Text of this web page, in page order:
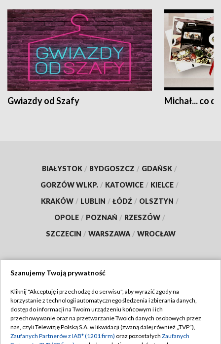
Gwiazdy od Szafy Michał... co
BIAŁYSTOK / BYDGOSZCZ / GDAŃSK /
GORZÓW WLKP. / KATOWICE / KIELCE /
KRAKÓW / LUBLIN / ŁÓDŹ / OLSZTYN /
OPOLE / POZNAŃ / RZESZÓW /
SZCZECIN / WARSZAWA / WROCŁAW
TVP
Abonament TVP
Emisja w TVP
Regulamin TVP
Polityka prywatności
Szanujemy Twoją prywatność
Kliknij "Akceptuję i przechodzę do serwisu", aby wyrazić zgody na
korzystanie z technologii automatycznego śledzenia i zbierania danych,
dostęp do informacji na Twoim urządzeniu końcowym i ich
przechowywanie oraz na przetwarzanie Twoich danych osobowych przez
nas, czyli Telewizję Polską S.A. w likwidacji (zwaną dalej również „TVP”),
Zaufanych Partnerów z IAB* (1201 firm) oraz pozostałych Zaufanych